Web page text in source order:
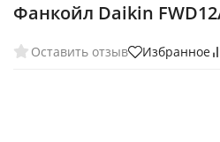
Фанкойл Daikin
Оставить отзыв Избранное